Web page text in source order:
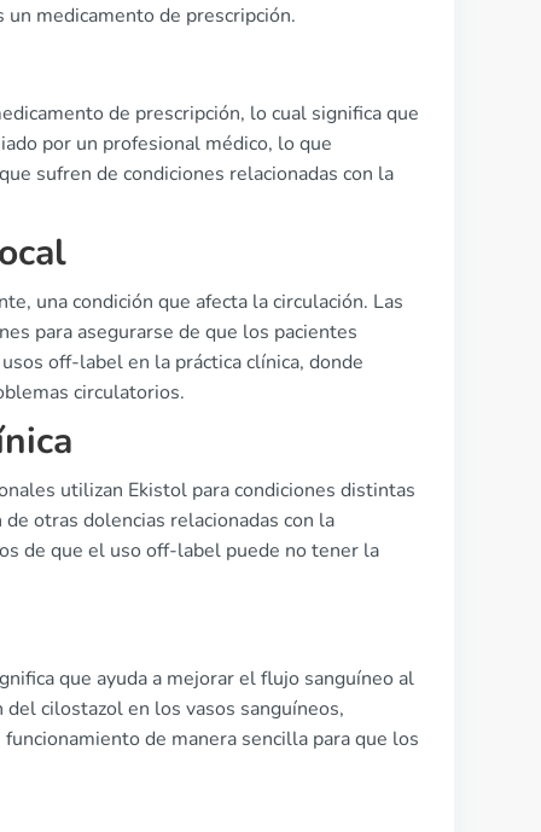
medicamento de prescripción.
de prescripción, lo cual significa que
por un profesional médico, lo que
sufren de condiciones relacionadas con la
una condición que afecta la circulación. Las
para asegurarse de que los pacientes
off-label en la práctica clínica, donde
circulatorios.
utilizan Ekistol para condiciones distintas
otras dolencias relacionadas con la
de que el uso off-label puede no tener la
que ayuda a mejorar el flujo sanguíneo al
cilostazol en los vasos sanguíneos,
de manera sencilla para que los